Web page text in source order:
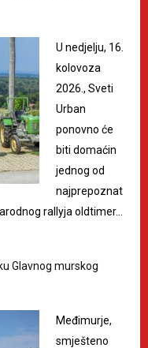
U nedjelju, 16.
kolovoza
2026., Sveti
Urban
ponovno će
biti domaćin
jednog od
najprepoznat
rallyja oldtimer…
Glavnog murskog
Međimurje,
smješteno